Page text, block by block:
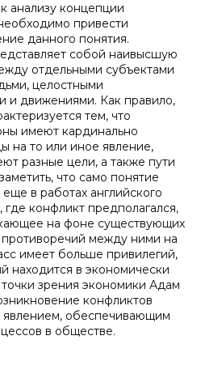
анализу концепции
привести
данного понятия.
собой наивысшую
отдельными субъектами
целостными
и движениями. Как правило,
тем, что
имеют кардинально
на то или иное явление,
разные цели, а также пути
что само понятие
в работах английского
конфликт предполагался,
на фоне существующих
между ними на
имеет больше привилегий,
находится в экономически
зрения экономики Адам
конфликтов
явлением, обеспечивающим
в обществе.